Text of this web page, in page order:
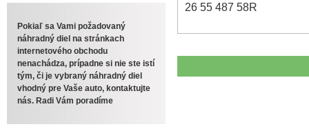
26 55 487 58R
Pokiaľ sa Vami požadovaný
náhradný diel na stránkach
internetového obchodu
nenachádza, prípadne si nie ste istí
tým, či je vybraný náhradný diel
vhodný pre Vaše auto, kontaktujte
nás. Radi Vám poradíme